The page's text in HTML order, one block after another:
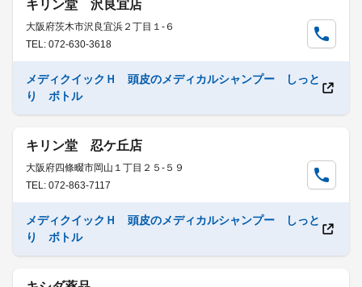
キリン堂 沢良宜店
大阪府茨木市沢良宜浜２丁目１-６
TEL: 072-630-3618
メディクイックＨ 頭皮のメディカルシャンプー しっと
り ボトル
キリン堂 忍ケ丘店
大阪府四條畷市岡山１丁目２５-５９
TEL: 072-863-7117
メディクイックＨ 頭皮のメディカルシャンプー しっと
り ボトル